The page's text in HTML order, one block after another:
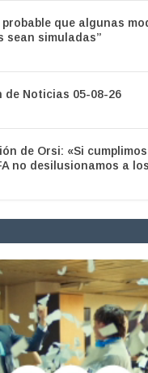
que algunas
sean simuladas”
Noticias 05-08-26
de Orsi: «Si cumplimos
no desilusionamos a